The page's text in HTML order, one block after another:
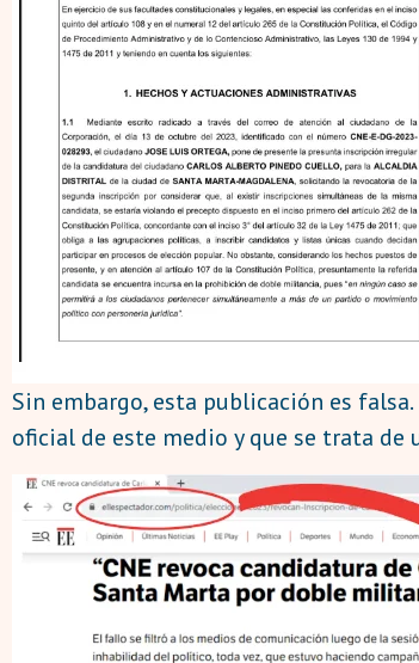
Sin embargo, esta publicación es falsa.
oficial de este medio y que se trata de